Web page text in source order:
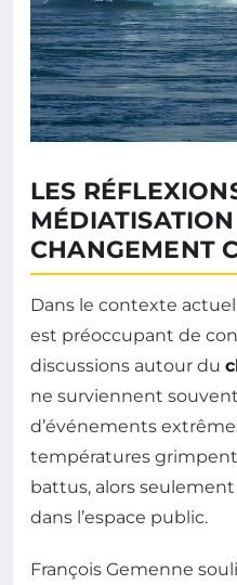
LES
CHANGEMENT
Dans le contexte
est préoccupant de
discussions autour du
ne surviennent souvent
d’événements
températures
battus, alors
dans l’espace public.
François Gemenne